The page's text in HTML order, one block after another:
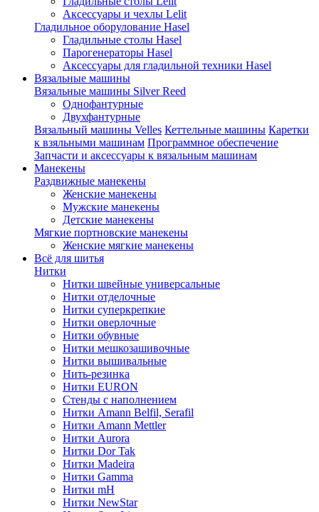
Аксессуары и чехлы Lelit
Гладильное оборулование Hasel
Гладильные столы Hasel
Парогенераторы Hasel
Аксессуары для гладильной техники Hasel
Вязальные машины
Вязальные машины Silver Reed
Однофантурные
Двухфантурные
Вязальный машины Velles Кеттельные машины Каретки
к взяльными машинам Программное обеспечение
Запчасти и аксессуары к вязальным машинам
Манекены
Раздвижные манекены
Женские манекены
Мужские манекены
Детские манекены
Мягкие портновские манекены
Женские мягкие манекены
Всё для шитья
Нитки
Нитки швейные универсальные
Нитки отделочные
Нитки суперкрепкие
Нитки оверлочные
Нитки обувные
Нитки мешкозашивочные
Нитки вышивальные
Нить-резинка
Нитки EURON
Стенды с наполнением
Нитки Amann Belfil, Serafil
Нитки Amann Mettler
Нитки Aurora
Нитки Dor Tak
Нитки Madeira
Нитки Gamma
Нитки mH
Нитки NewStar